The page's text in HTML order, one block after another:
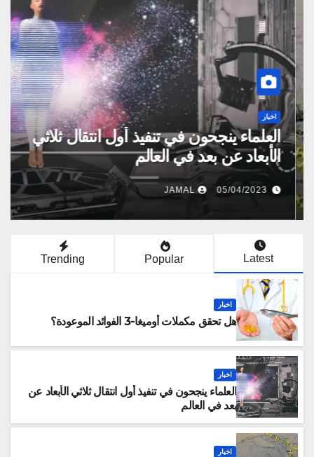
اخبار
أكبر هضبة في العالم وسبب عدم تحليق
الطائرات فوق هضبة التبت
08/08/2022
JAMAL
Latest
Popular
Trending
اخبار
هل تحقق مكملات أوميغا-3 الفوائد الموعودة؟
اخبار
العلماء ينجحون في تنفيذ أول انتقال ثلاثي الأبعاد عن
بعد في العالم
اخبار